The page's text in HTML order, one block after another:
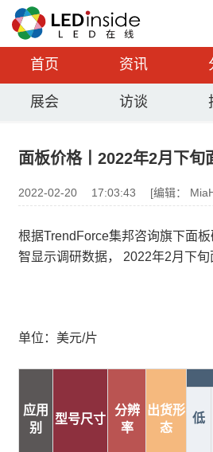
首页 资讯
展会 访谈
面板价格丨2022年2月下旬
2022-02-20 17:03:43 [编辑：
根据TrendForce集邦咨询旗下面
智显示调研数据， 2022年2月下旬
单位：美元/片
应用
别
型号尺寸
分辨
率
出货形
态
低